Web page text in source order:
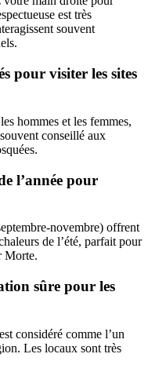
est très
souvent
pour visiter les sites
hommes et les femmes,
conseillé aux
l’année pour
novembre) offrent
de l’été, parfait pour
Morte.
sûre pour les
considéré comme l’un
Les locaux sont très